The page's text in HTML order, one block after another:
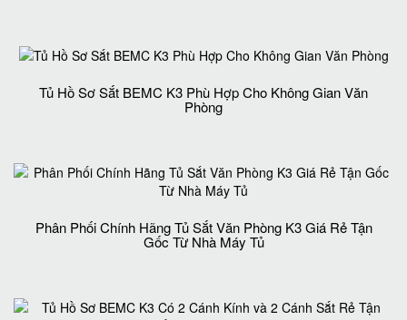
Tủ Hồ Sơ Sắt BEMC K3 Phù Hợp Cho Không Gian Văn
Phòng
Phân Phối Chính Hãng Tủ Sắt Văn Phòng K3 Giá Rẻ Tận
Gốc Từ Nhà Máy Tủ